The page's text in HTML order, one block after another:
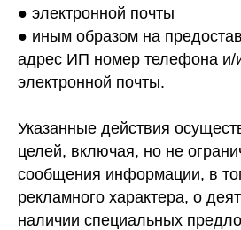
● электронной почты
● иным образом на
адрес ИП номер телефона и/
электронной почты.
Указанные действия
целей, включая, но не
сообщения информации, в
рекламного характера, о
наличии специальных